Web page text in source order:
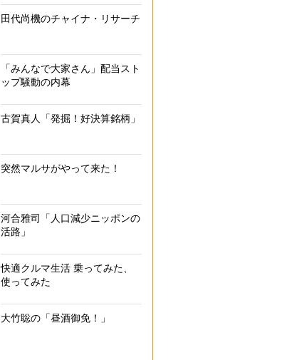
高額当せん者に渡される「【その日】から読む本」に書いて
田代尚機のチャイナ・リサーチ
「みんなで大家さん」配当スト
ップ騒動の内幕
古賀真人「発掘！好決算銘柄」
突然マルサがやって来た！
河合雅司「人口減少ニッポンの
活路」
快適クルマ生活 乗ってみた、
使ってみた
大竹聡の「昼酒御免！」